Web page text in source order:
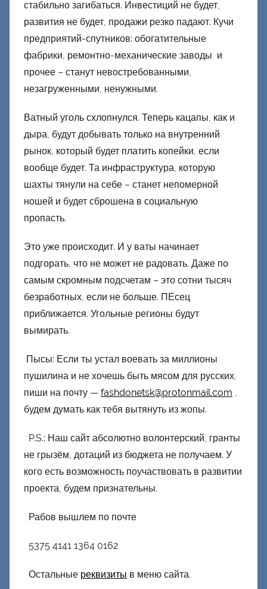
стабильно загибаться. Инвестиций не будет,
развития не будет, продажи резко падают. Кучи
предприятий-спутников: обогатительные
фабрики, ремонтно-механические заводы и
прочее – станут невостребованными,
незагруженными, ненужными.
Ватный уголь схлопнулся. Теперь кацапы, как и
дыра, будут добывать только на внутренний
рынок, который будет платить копейки, если
вообще будет. Та инфраструктура, которую
шахты тянули на себе – станет непомерной
ношей и будет сброшена в социальную
пропасть.
Это уже происходит. И у ваты начинает
подгорать, что не может не радовать. Даже по
самым скромным подсчетам – это сотни тысяч
безработных, если не больше. ПЕсец
приближается. Угольные регионы будут
вымирать.
Пысы: Если ты устал воевать за миллионы
пушилина и не хочешь быть мясом для русских,
пиши на почту — fashdonetsk@protonmail.com ,
будем думать как тебя вытянуть из жопы.
P.S.: Наш сайт абсолютно волонтерский, гранты
не грызём, дотаций из бюджета не получаем. У
кого есть возможность поучаствовать в развитии
проекта, будем признательны.
Рабов вышлем по почте
5375 4141 1364 0162
Остальные реквизиты в меню сайта.